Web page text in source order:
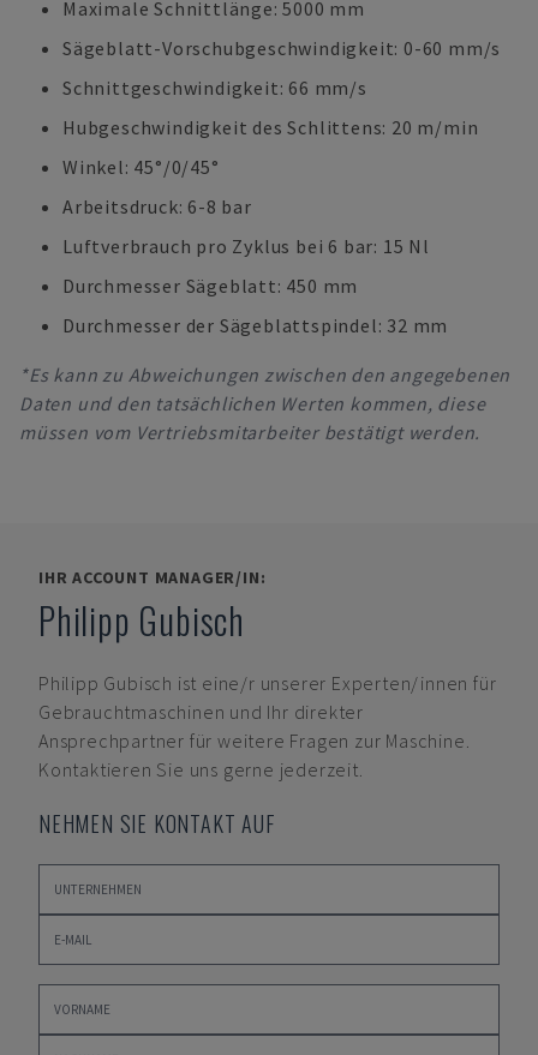
Maximale Schnittlänge: 5000 mm
Sägeblatt-Vorschubgeschwindigkeit: 0-60 mm/s
Schnittgeschwindigkeit: 66 mm/s
Hubgeschwindigkeit des Schlittens: 20 m/min
Winkel: 45°/0/45°
Arbeitsdruck: 6-8 bar
Luftverbrauch pro Zyklus bei 6 bar: 15 Nl
Durchmesser Sägeblatt: 450 mm
Durchmesser der Sägeblattspindel: 32 mm
*Es kann zu Abweichungen zwischen den angegebenen
Daten und den tatsächlichen Werten kommen, diese
müssen vom Vertriebsmitarbeiter bestätigt werden.
IHR ACCOUNT MANAGER/IN:
Philipp Gubisch
Philipp Gubisch ist eine/r unserer Experten/innen für
Gebrauchtmaschinen und Ihr direkter
Ansprechpartner für weitere Fragen zur Maschine.
Kontaktieren Sie uns gerne jederzeit.
NEHMEN SIE KONTAKT AUF